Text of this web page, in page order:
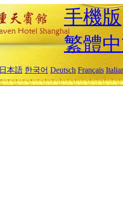
手機版
繁體
日本語 한국어 Deutsch Français